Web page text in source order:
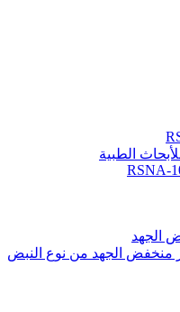
الطبية
RSNA-
الجهد
منخفض الجهد من نوع النبض